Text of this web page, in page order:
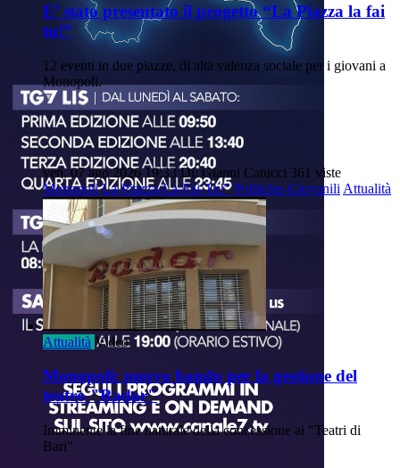
E’ stato presentato il progetto “La Piazza la fai
tu!”
12 eventi in due piazze, di alta valenza sociale per i giovani a
Monopoli.
ven, 07 ago 2026 19:33 Di: Gianni Catucci 361 viste
Monopoli La-Piazza-La-Fai-Tu!” Politiche-Giovanili Attualità
Attualità Video
Monopoli: nuovo bando per la gestione del
teatro "Radar"
Imminente la fine naturale della concessione ai "Teatri di
Bari"